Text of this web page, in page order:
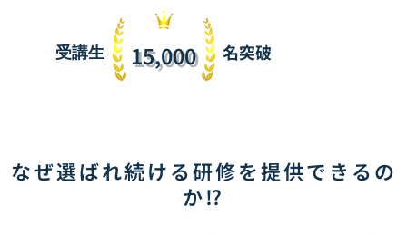
受講生 15,000 名突破
なぜ選ばれ続ける研修を提供できるの
か⁉